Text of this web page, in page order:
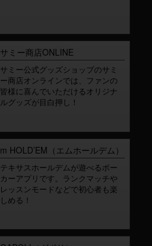
サミー商店ONLINE
サミー公式グッズショップのサミ
ー商店オンラインでは、ファンの
皆様に喜んでいただけるオリジナ
ルグッズが目白押し！
m HOLD’EM（エムホールデム）
テキサスホールデムが遊べるポー
カーアプリです。ランクマッチや
レッスンモードなどで初心者も楽
しめる！